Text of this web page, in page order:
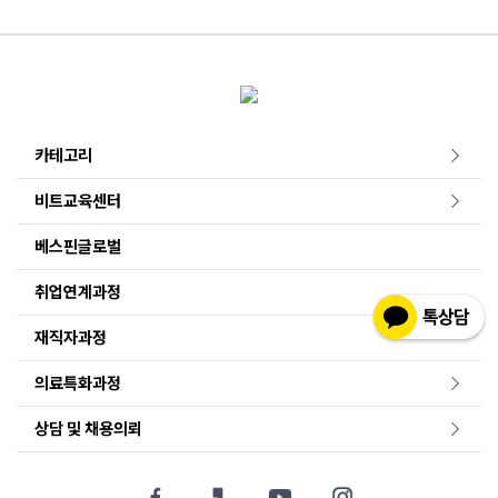
카테고리
비트교육센터
베스핀글로벌
취업연계과정
재직자과정
의료특화과정
상담 및 채용의뢰